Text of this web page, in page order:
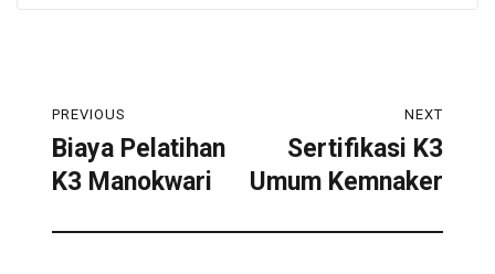
PREVIOUS
Biaya Pelatihan
K3 Manokwari
NEXT
Sertifikasi K3
Umum Kemnaker